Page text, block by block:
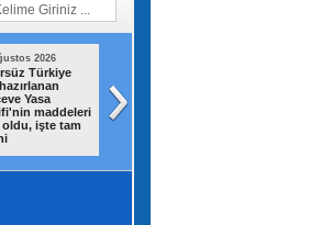
otluk alanda
korkutan yangın:
Alevler sitelere
kadar yaklaştı